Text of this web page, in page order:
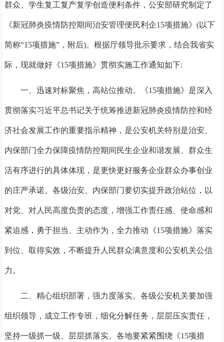
群众、学生复工复产复学创造便利条件，公安部研究制定了
《新冠肺炎疫情防控期间治安管理便民利企15项措施》(以下
简称“15项措施”，附后)。根据厅领导批示要求，结合我省实
际，现就做好《15项措施》贯彻实施工作通知如下:
一、迅速对标聚焦，高站位推动。 《15项措施》是深入
贯彻落实习近平总书记关于统筹推进新冠肺炎疫情防控和经
济社会发展工作的重要指示精神，是公安机关特别是治安、
内保部门全力保障疫情防控期间民生企业和谐发展、群众生
活有序进行的具体体现，是更快更好服务企业群众办事创业
的庄严承诺。各级治安、内保部门要切实提升政治站位，以
对党、对人民高度负责的态度，增强工作责任感、使命感和
紧迫感，勇于担当、主动作为，全力推动《15项措施》落实
到位、取得实效，不断提升人民群众满意度和公安机关公信
力。
二、精心组织部署，强力度落实。各级公安机关要加强
组织领导，成立工作专班，细化分解任务，层层压实责任，
坚持一级抓一级、层层抓落实。各地要紧紧围绕《15项措